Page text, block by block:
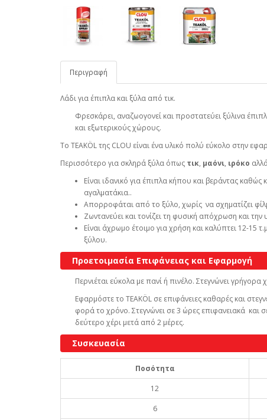
Περιγραφή
Λάδι για έπιπλα και ξύλα από τικ.
Φρεσκάρει, αναζωογονεί και προστατεύει ξύλινα
και εξωτερικούς χώρους.
Το ΤΕΑΚÖL της CLOU είναι ένα υλικό πολύ εύκολο στην
Περισσότερο για σκληρά ξύλα όπως τικ, μαόνι, ιρόκο
Είναι ιδανικό για έπιπλα κήπου και βεράντας
αγαλματάκια..
Απορροφάται από το ξύλο, χωρίς να σχηματίζει
Ζωντανεύει και τονίζει τη φυσική απόχρωση και
Είναι άχρωμο έτοιμο για χρήση και καλύπτει 12-15
ξύλου.
Προετοιμασία Επιφάνειας και Εφαρμογή
Περνιέται εύκολα με πανί ή πινέλο. Στεγνώνει γρήγορα
Εφαρμόστε το ΤΕΑΚÖL σε επιφάνειες καθαρές και
φορά το χρόνο. Στεγνώνει σε 3 ώρες επιφανειακά και
δεύτερο χέρι μετά από 2 μέρες.
Συσκευασία
Ποσότητα
12
6